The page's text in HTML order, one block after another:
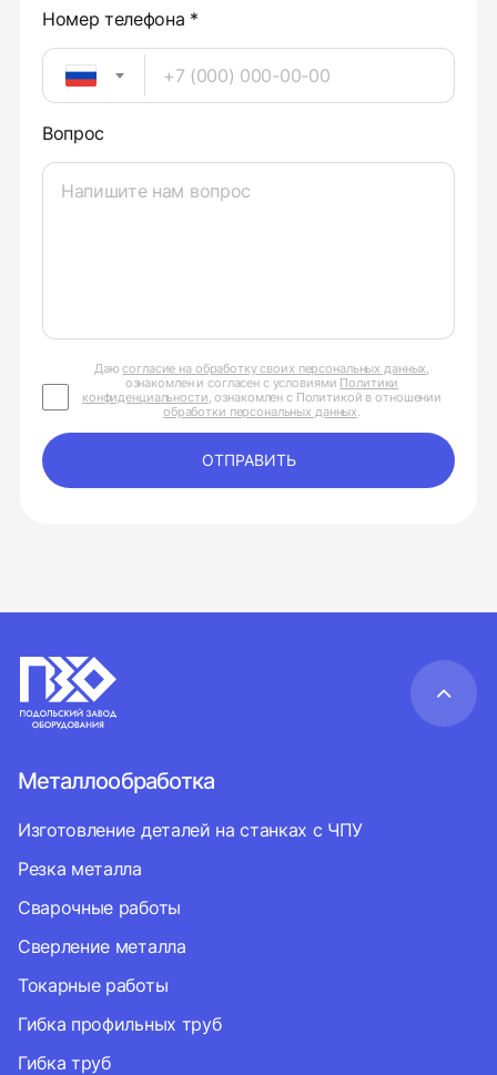
Номер телефона *
Вопрос
Даюсогласие на обработку своих персональных данных,
ознакомлен и согласен с условиями Политики
конфиденциальности, ознакомлен с Политикой в отношении
обработки персональных данных.
ОТПРАВИТЬ
Металлообработка
Изготовление деталей на станках с ЧПУ
Резка металла
Сварочные работы
Сверление металла
Токарные работы
Гибка профильных труб
Гибка труб